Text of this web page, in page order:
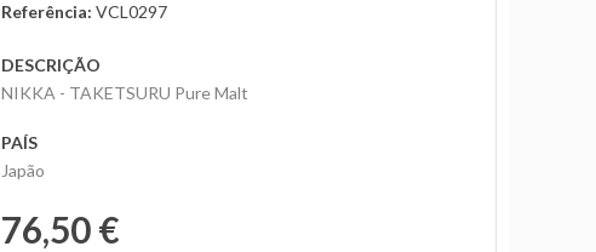
Referência: VCL0297
DESCRIÇÃO
NIKKA - TAKETSURU Pure Malt
PAÍS
Japão
76,50 €